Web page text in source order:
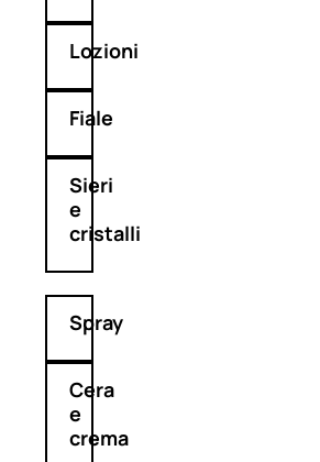
Lozioni
Fiale
Sieri
e
cristalli
Spray
Cera
e
crema